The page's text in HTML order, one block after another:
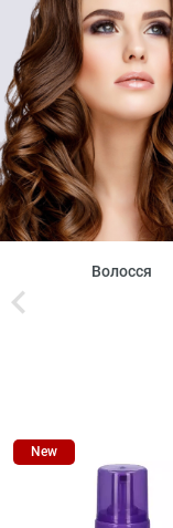
Волосся
New